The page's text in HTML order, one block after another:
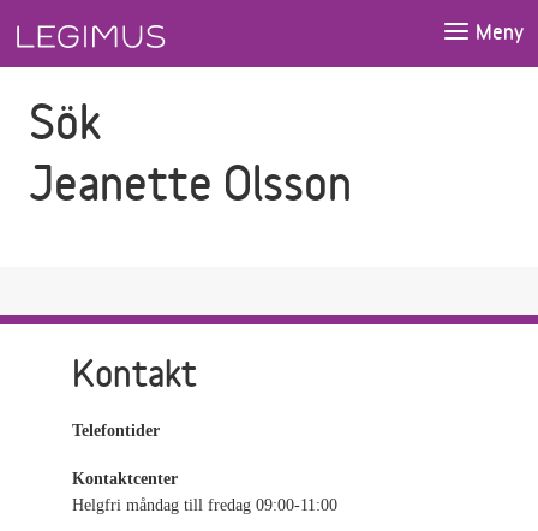
Meny
Sök
Jeanette Olsson
Kontakt
Telefontider
Kontaktcenter
Helgfri måndag till fredag 09:00-11:00